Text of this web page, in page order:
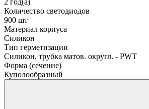
Количество светодиодов
900 шт
Материал корпуса
Силикон
Тип герметизации
Силикон, трубка матов. округл. - PWT
Форма (сечение)
Куполообразный